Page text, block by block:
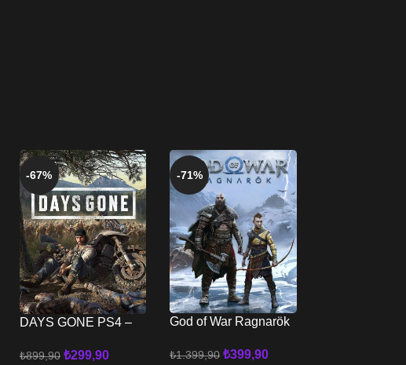
-67%
DAYS GONE PS4 –
₺899,90 ₺299,90
-71%
God of War Ragnarök
₺1.399,90 ₺399,90